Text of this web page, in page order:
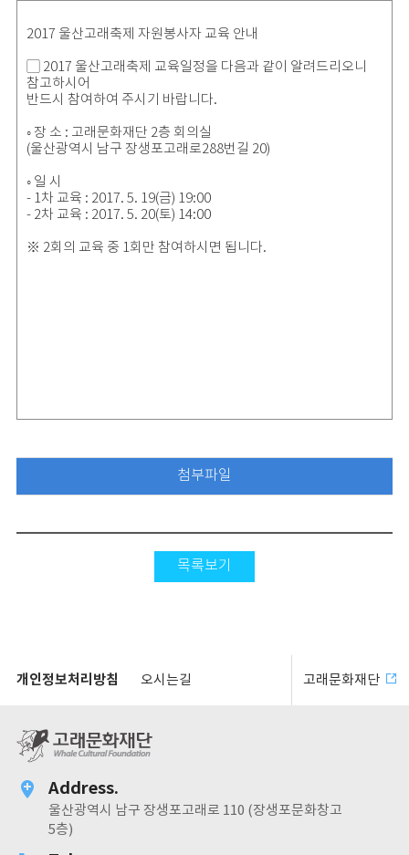
2017 울산고래축제 자원봉사자 교육 안내
▢ 2017 울산고래축제 교육일정을 다음과 같이 알려드리오니
참고하시어
반드시 참여하여 주시기 바랍니다.
◦ 장 소 : 고래문화재단 2층 회의실
(울산광역시 남구 장생포고래로288번길 20)
◦ 일 시
- 1차 교육 : 2017. 5. 19(금) 19:00
- 2차 교육 : 2017. 5. 20(토) 14:00
※ 2회의 교육 중 1회만 참여하시면 됩니다.
첨부파일
목록보기
개인정보처리방침 오시는길 고래문화재단
Address.
울산광역시 남구 장생포고래로 110 (장생포문화창고
5층)